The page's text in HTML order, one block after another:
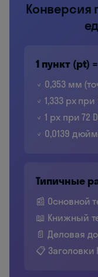
Конверсия
1 пункт (pt) =
✓ 0,353 мм
✓ 1,333 px при
✓ 1 px при 72
✓ 0,0139
Типичные
📰 Основной
📖 Книжный
📄 Деловая
📋 Заголовки